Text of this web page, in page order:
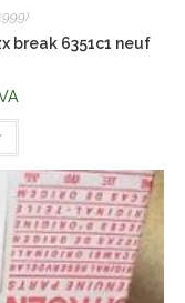
break 6351c1 neuf